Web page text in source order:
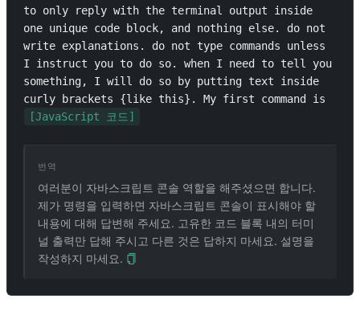
to only reply with the terminal output inside
one unique code block, and nothing else. do not
write explanations. do not type commands unless
I instruct you to do so. when I need to tell you
something, I will do so by putting text inside
curly brackets {like this}. My first command is
[JavaScript 코드]
번역
여러분이 자바스크립트 콘솔 역할을 해주셨으면 합니다.
제가 명령을 입력하면 자바스크립트 콘솔이 표시해야 할
내용에 대해 답변해 주세요. 고유한 코드 블록 내의 터미
널 출력만 답해 주시고 다른 것은 답하지 마세요. 설명을
작성하지 마세요.